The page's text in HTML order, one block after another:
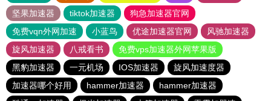
坚果加速器
tiktok加速器
狗急加速器官网
免费vqn外网加速
小蓝鸟 优途加速器官网
风驰加速器
旋风加速器
八戒看书
免费vps加速器外网苹果版
黑豹加速器
一元机场 IOS加速器
旋风加速度器
加速器哪个好用
hammer加速器
hammer加速器